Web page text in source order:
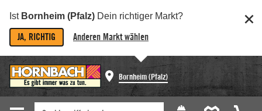
Ist Bornheim (Pfalz) Dein richtiger Markt?
JA, RICHTIG Anderen Markt wählen
Bornheim (Pfalz)